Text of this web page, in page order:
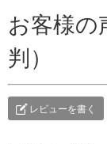
お客様の
判）
レビューを書く